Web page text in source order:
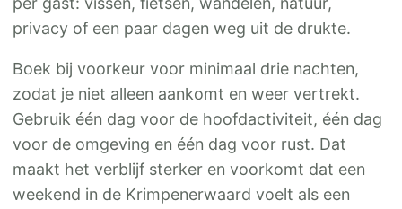
privacy of een paar dagen weg uit de drukte.
Boek bij voorkeur voor minimaal drie nachten,
zodat je niet alleen aankomt en weer vertrekt.
Gebruik één dag voor de hoofdactiviteit, één dag
voor de omgeving en één dag voor rust. Dat
maakt het verblijf sterker en voorkomt dat een
weekend in de Krimpenerwaard voelt als een